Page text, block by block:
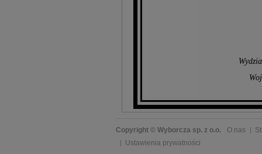
Copyright © Wyborcza sp. z o.o. O nas
Ustawienia prywatności